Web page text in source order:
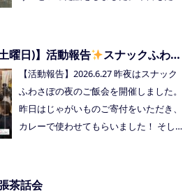
場所：LIVE STATION AIZ(倉敷市玉島阿賀
崎2-3-55) 内容：音楽あり、ゲームあ
り、食べ物ありの多世代交流夏祭りで
す。
しますので、ご希望の方がおられました
曜日)】活動報告
スナックふわさ
会を開催しました
【活動報告】2026.6.27 昨夜はスナック
ふわさぽの夜のご飯会を開催しました。
昨日はじゃがいものご寄付をいただき、
カレーで使わせてもらいました！ そし
土産分もいただき、ありがとうございま
茶話会